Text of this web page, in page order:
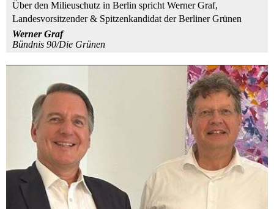
Über den Milieuschutz in Berlin spricht Werner Graf,
Landesvorsitzender & Spitzenkandidat der Berliner Grünen
Werner Graf
Bündnis 90/Die Grünen